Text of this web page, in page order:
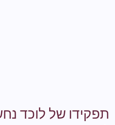
תפקידו של לוכד